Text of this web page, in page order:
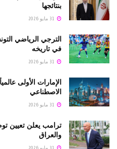
بنتائجها
في تاريخه
الإمارات الأولى
الاصطناعي
ترامب يعلن تعيين
والعراق